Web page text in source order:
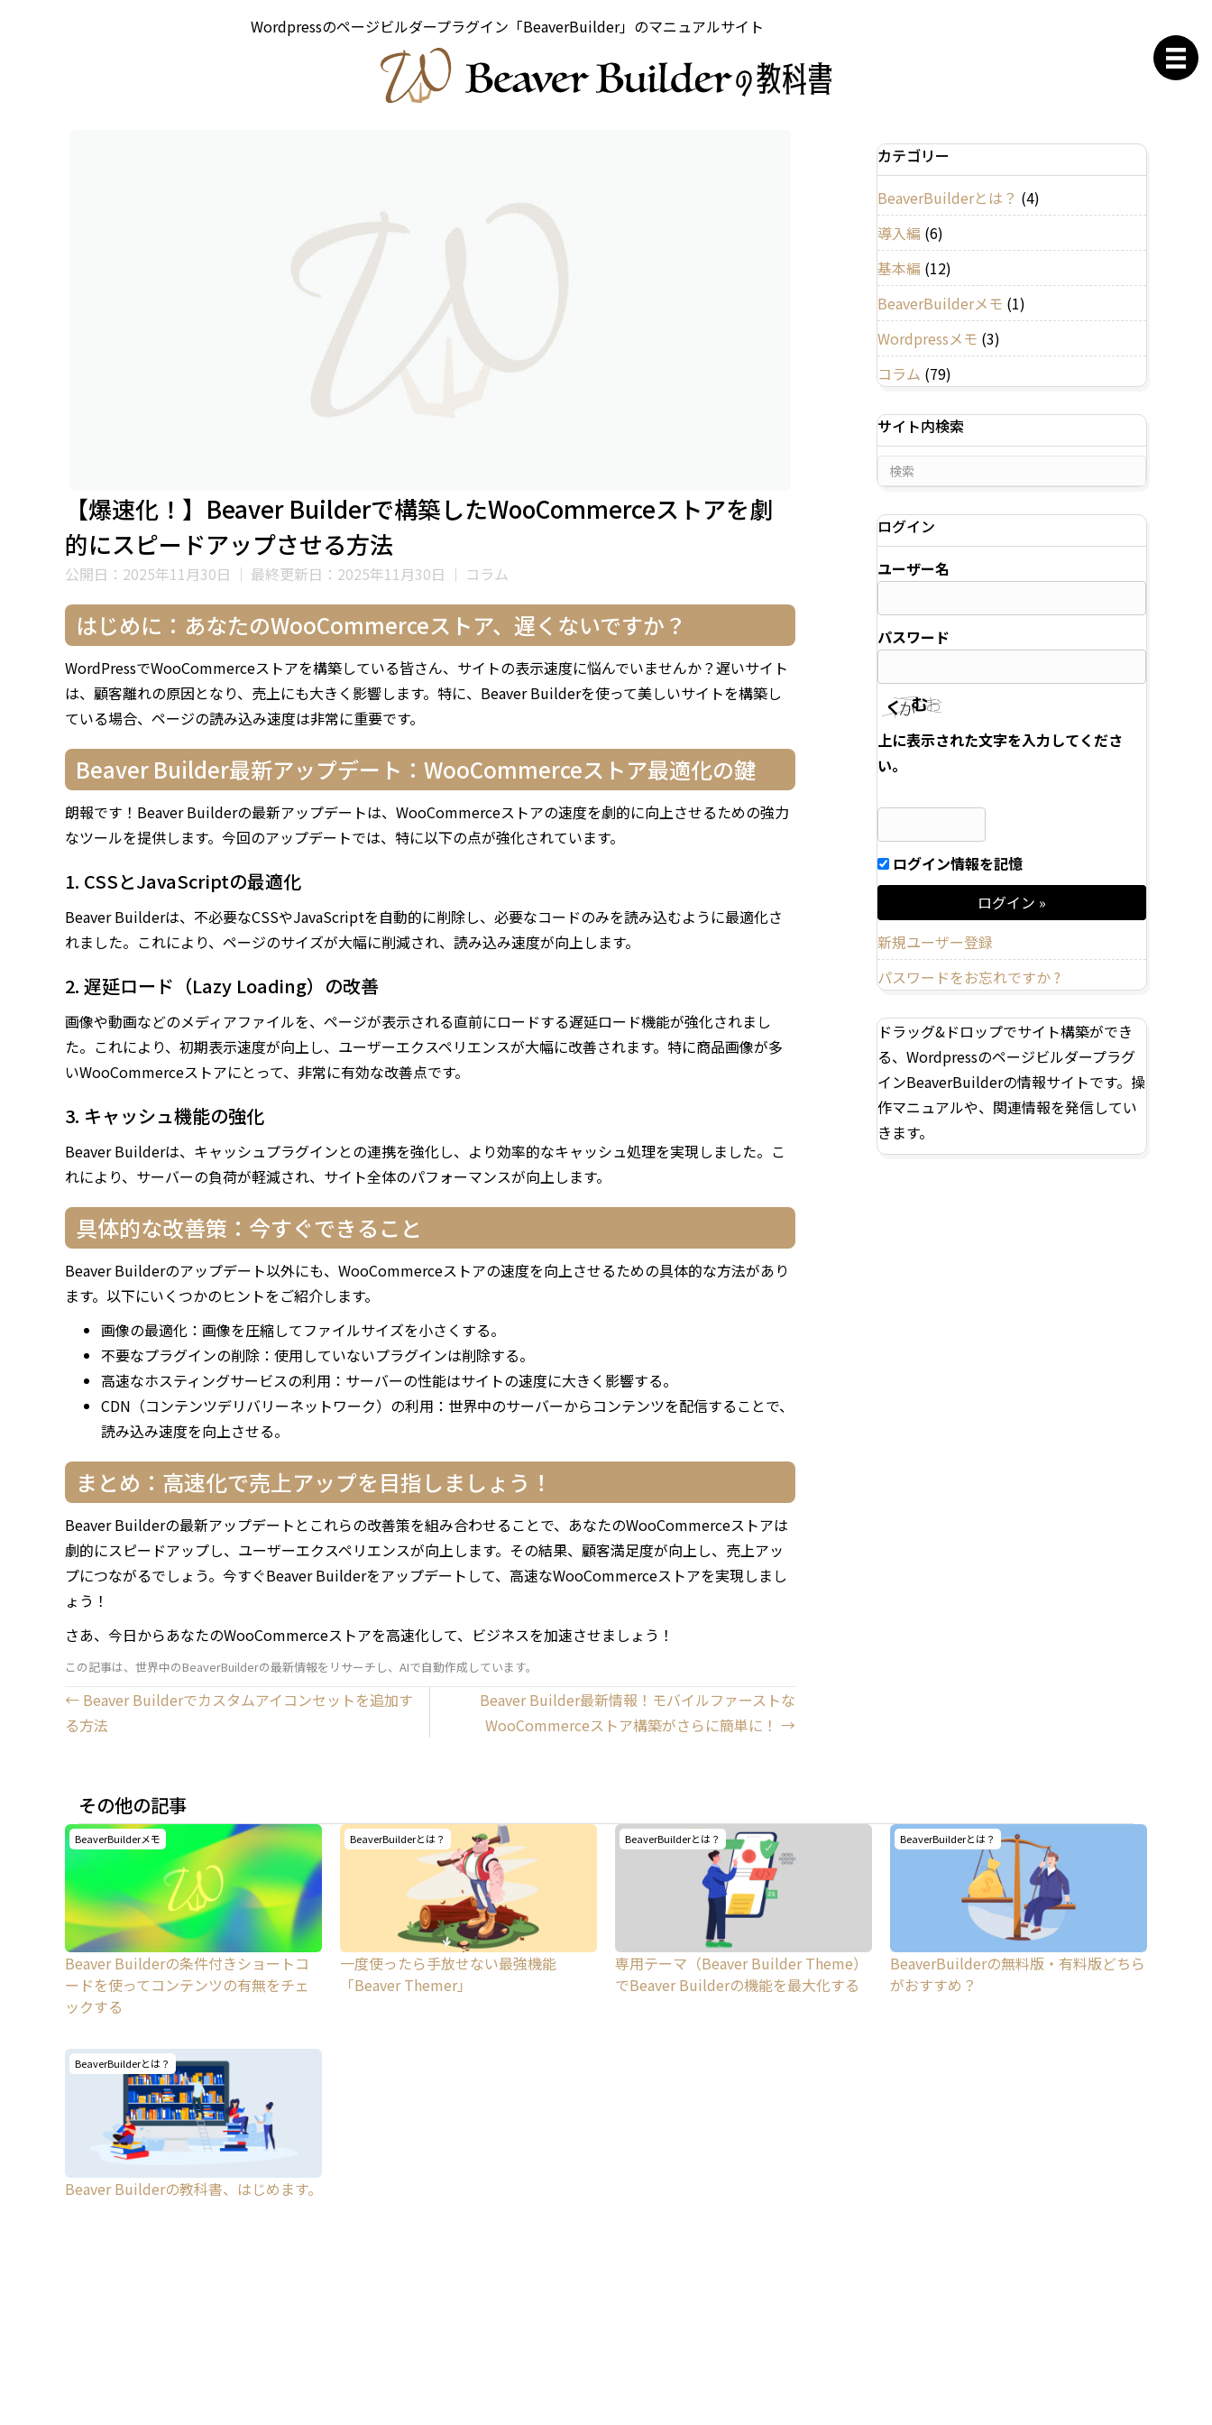
Wordpressのページビルダープラグイン「BeaverBuilder」のマニュアルサイト
【爆速化！】Beaver Builderで構築したWooCommerceストアを劇
的にスピードアップさせる方法
公開日：2025年11月30日 ｜ 最終更新日：2025年11月30日 ｜ コラム
はじめに：あなたのWooCommerceストア、遅くないですか？
WordPressでWooCommerceストアを構築している皆さん、サイトの表示速度に悩んでいませんか？遅いサイト
は、顧客離れの原因となり、売上にも大きく影響します。特に、Beaver Builderを使って美しいサイトを構築し
ている場合、ページの読み込み速度は非常に重要です。
Beaver Builder最新アップデート：WooCommerceストア最適化の鍵
朗報です！Beaver Builderの最新アップデートは、WooCommerceストアの速度を劇的に向上させるための強力
なツールを提供します。今回のアップデートでは、特に以下の点が強化されています。
1. CSSとJavaScriptの最適化
Beaver Builderは、不必要なCSSやJavaScriptを自動的に削除し、必要なコードのみを読み込むように最適化さ
れました。これにより、ページのサイズが大幅に削減され、読み込み速度が向上します。
2. 遅延ロード（Lazy Loading）の改善
画像や動画などのメディアファイルを、ページが表示される直前にロードする遅延ロード機能が強化されまし
た。これにより、初期表示速度が向上し、ユーザーエクスペリエンスが大幅に改善されます。特に商品画像が多
いWooCommerceストアにとって、非常に有効な改善点です。
3. キャッシュ機能の強化
Beaver Builderは、キャッシュプラグインとの連携を強化し、より効率的なキャッシュ処理を実現しました。こ
れにより、サーバーの負荷が軽減され、サイト全体のパフォーマンスが向上します。
具体的な改善策：今すぐできること
Beaver Builderのアップデート以外にも、WooCommerceストアの速度を向上させるための具体的な方法があり
ます。以下にいくつかのヒントをご紹介します。
画像の最適化：画像を圧縮してファイルサイズを小さくする。
不要なプラグインの削除：使用していないプラグインは削除する。
高速なホスティングサービスの利用：サーバーの性能はサイトの速度に大きく影響する。
CDN（コンテンツデリバリーネットワーク）の利用：世界中のサーバーからコンテンツを配信することで、
読み込み速度を向上させる。
まとめ：高速化で売上アップを目指しましょう！
Beaver Builderの最新アップデートとこれらの改善策を組み合わせることで、あなたのWooCommerceストアは
劇的にスピードアップし、ユーザーエクスペリエンスが向上します。その結果、顧客満足度が向上し、売上アッ
プにつながるでしょう。今すぐBeaver Builderをアップデートして、高速なWooCommerceストアを実現しまし
ょう！
さあ、今日からあなたのWooCommerceストアを高速化して、ビジネスを加速させましょう！
この記事は、世界中のBeaverBuilderの最新情報をリサーチし、AIで自動作成しています。
Posts
navigation
← Beaver Builderでカスタムアイコンセットを追加す
る方法
Beaver Builder最新情報！モバイルファーストな
WooCommerceストア構築がさらに簡単に！ →
カテゴリー
BeaverBuilderとは？ (4)
導入編 (6)
基本編 (12)
BeaverBuilderメモ (1)
Wordpressメモ (3)
コラム (79)
サイト内検索
ログイン
ユーザー名
パスワード
上に表示された文字を入力してくださ
い。
ログイン情報を記憶
新規ユーザー登録
パスワードをお忘れですか ?
ドラッグ&ドロップでサイト構築ができ
る、Wordpressのページビルダープラグ
インBeaverBuilderの情報サイトです。操
作マニュアルや、関連情報を発信してい
きます。
その他の記事
BeaverBuilderメモ
Beaver Builderの条件付きショートコ
ードを使ってコンテンツの有無をチェ
ックする
BeaverBuilderとは？
一度使ったら手放せない最強機能
「Beaver Themer」
BeaverBuilderとは？
専用テーマ（Beaver Builder Theme）
でBeaver Builderの機能を最大化する
BeaverBuilderとは？
BeaverBuilderの無料版・有料版どちら
がおすすめ？
BeaverBuilderとは？
Beaver Builderの教科書、はじめます。